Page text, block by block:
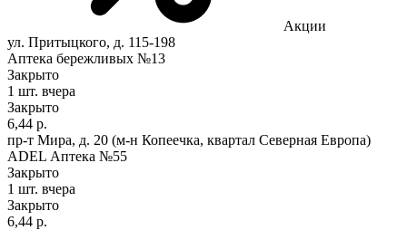
Акции
ул. Притыцкого, д. 115-198
Аптека бережливых №13
Закрыто
1 шт. вчера
Закрыто
6,44 р.
пр-т Мира, д. 20 (м-н Копеечка, квартал Северная Европа)
ADEL Аптека №55
Закрыто
1 шт. вчера
Закрыто
6,44 р.